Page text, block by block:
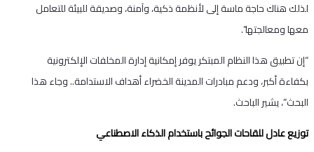
لذلك هناك حاجة ماسة إلى لأنظمة ذكية، وآمنة، وصديقة للبيئة للتعامل
معها ومعالجتها”.
“إن تطبيق هذا النظام المبتكر يوفر إمكانية إدارة المخلفات الإلكترونية
بكفاءة أكبر، ودعم مبادرات المدينة الخضراء أهداف الاستدامة.. وجاء هذا
البحث”، يشير الباحث.
توزيع عادل للقاحات الجوائح باستخدام الذكاء الاصطناعي